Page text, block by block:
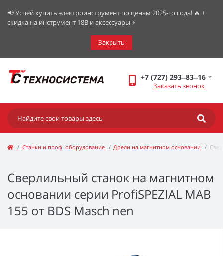
📢 Успей купить электроинструмент по ценам 2025-го года! 🔥 +
скидка на инструмент 18В и аксессуары ⚡️
Закрыть
+7 (727) 293‒83‒16
Заказать звонок
Станки и проф. оборудование Дрели на магнитном основании
Сверлильный станок на магнитном
основании серии ProfiSPEZIAL MAB
155 от BDS Maschinen